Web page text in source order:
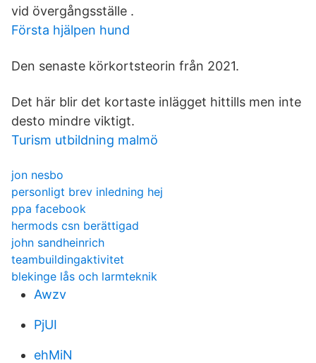
vid övergångsställe .
Första hjälpen hund
Den senaste körkortsteorin från 2021.
Det här blir det kortaste inlägget hittills men inte
desto mindre viktigt.
Turism utbildning malmö
jon nesbo
personligt brev inledning hej
ppa facebook
hermods csn berättigad
john sandheinrich
teambuildingaktivitet
blekinge lås och larmteknik
Awzv
PjUI
ehMiN